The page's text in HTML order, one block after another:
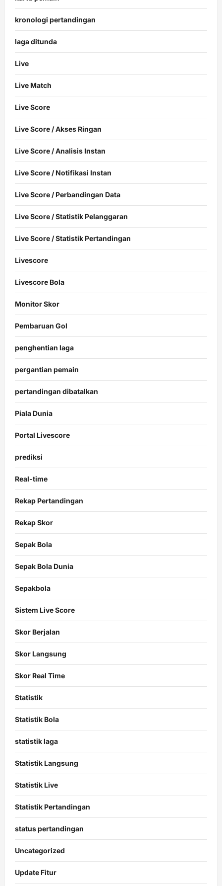
kronologi pertandingan
laga ditunda
Live
Live Match
Live Score
Live Score / Akses Ringan
Live Score / Analisis Instan
Live Score / Notifikasi Instan
Live Score / Perbandingan Data
Live Score / Statistik Pelanggaran
Live Score / Statistik Pertandingan
Livescore
Livescore Bola
Monitor Skor
Pembaruan Gol
penghentian laga
pergantian pemain
pertandingan dibatalkan
Piala Dunia
Portal Livescore
prediksi
Real-time
Rekap Pertandingan
Rekap Skor
Sepak Bola
Sepak Bola Dunia
Sepakbola
Sistem Live Score
Skor Berjalan
Skor Langsung
Skor Real Time
Statistik
Statistik Bola
statistik laga
Statistik Langsung
Statistik Live
Statistik Pertandingan
status pertandingan
Uncategorized
Update Fitur